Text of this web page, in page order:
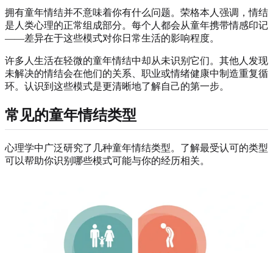
拥有童年情结并不意味着你有什么问题。荣格本人强调，情结
是人类心理的正常组成部分。每个人都会从童年携带情感印记
——差异在于这些模式对你日常生活的影响程度。
许多人生活在轻微的童年情结中却从未识别它们。其他人发现
未解决的情结会在他们的关系、职业或情绪健康中制造重复循
环。认识到这些模式是更清晰地了解自己的第一步。
常见的童年情结类型
心理学中广泛研究了几种童年情结类型。了解最受认可的类型
可以帮助你识别哪些模式可能与你的经历相关。